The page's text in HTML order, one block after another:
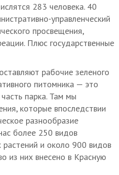
283 человека. 40
управленческий
просвещения,
Плюс государственные
рабочие зеленого
питомника — это
парка. Там мы
которые впоследствии
разнообразие
более 250 видов
растений и около 900 видов
из них внесено в Красную